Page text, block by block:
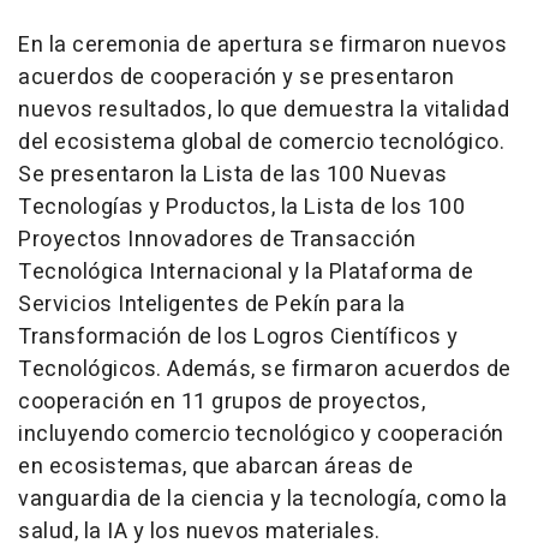
En la ceremonia de apertura se firmaron nuevos
acuerdos de cooperación y se presentaron
nuevos resultados, lo que demuestra la vitalidad
del ecosistema global de comercio tecnológico.
Se presentaron la Lista de las 100 Nuevas
Tecnologías y Productos, la Lista de los 100
Proyectos Innovadores de Transacción
Tecnológica Internacional y la Plataforma de
Servicios Inteligentes de Pekín para la
Transformación de los Logros Científicos y
Tecnológicos. Además, se firmaron acuerdos de
cooperación en 11 grupos de proyectos,
incluyendo comercio tecnológico y cooperación
en ecosistemas, que abarcan áreas de
vanguardia de la ciencia y la tecnología, como la
salud, la IA y los nuevos materiales.